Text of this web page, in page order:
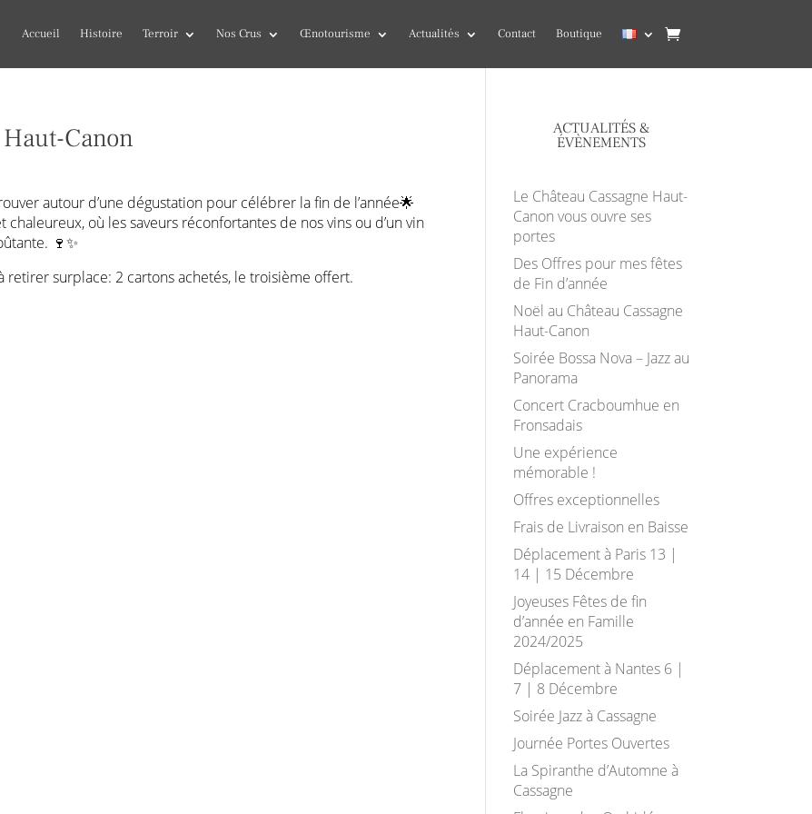
Accueil Histoire Terroir Nos Crus Œnotourisme Actualités Contact Boutique
Canon
autour d’une dégustation pour célébrer la fin de l’année🌟
où les saveurs réconfortantes de nos vins ou d’un vin
🍷✨
retirer surplace: 2 cartons achetés, le troisième offert.
ACTUALITÉS &
ÉVÈNEMENTS
Le Château Cassagne Haut-
Canon vous ouvre ses
portes
Des Offres pour mes fêtes
de Fin d’année
Noël au Château Cassagne
Haut-Canon
Soirée Bossa Nova – Jazz au
Panorama
Concert Cracboumhue en
Fronsadais
Une expérience
mémorable !
Offres exceptionnelles
Frais de Livraison en Baisse
Déplacement à Paris 13 |
14 | 15 Décembre
Joyeuses Fêtes de fin
d’année en Famille
2024/2025
Déplacement à Nantes 6 |
7 | 8 Décembre
Soirée Jazz à Cassagne
Journée Portes Ouvertes
La Spiranthe d’Automne à
Cassagne